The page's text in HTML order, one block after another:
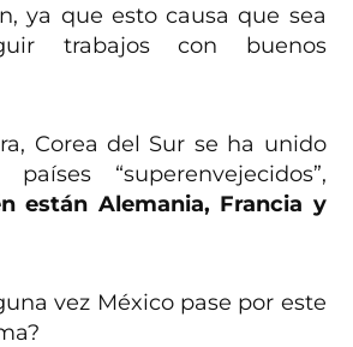
ya que esto causa que sea
trabajos con buenos
Corea del Sur se ha unido
“superenvejecidos”,
están Alemania, Francia y
vez México pase por este